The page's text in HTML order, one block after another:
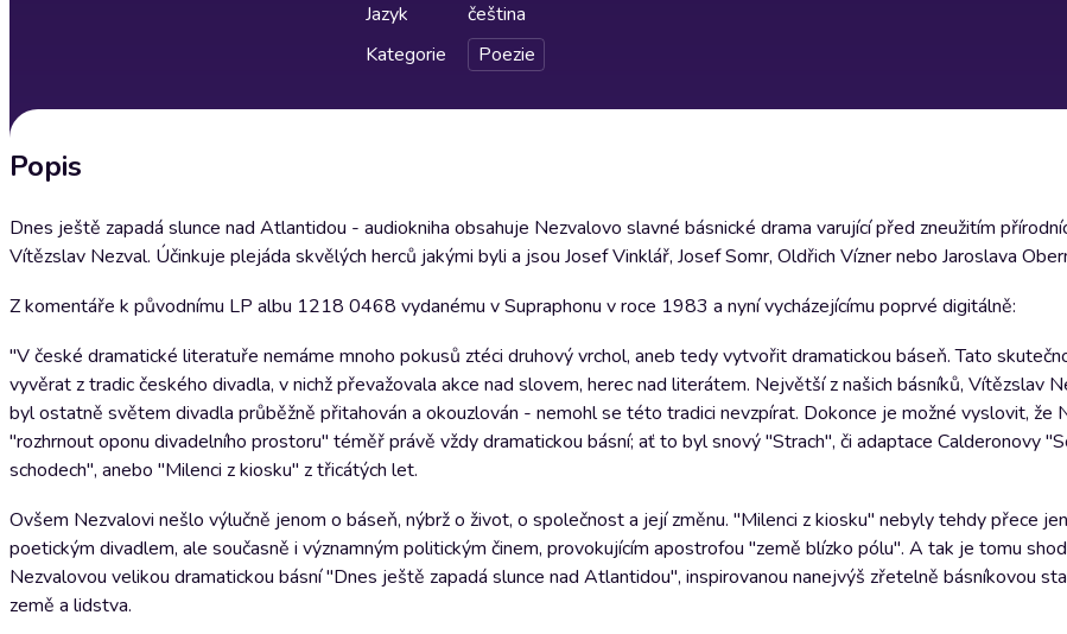
Jazyk
čeština
Kategorie
Poezie
Popis
Dnes ještě zapadá slunce nad Atlantidou - audiokniha obsahuje Nezvalovo slavné básnické drama varující před zneužitím
Vítězslav Nezval. Účinkuje plejáda skvělých herců jakými byli a jsou Josef Vinklář, Josef Somr, Oldřich Vízner nebo Jaroslava
Z komentáře k původnímu LP albu 1218 0468 vydanému v Supraphonu v roce 1983 a nyní vycházejícímu poprvé digitálně:
"V české dramatické literatuře nemáme mnoho pokusů ztéci druhový vrchol, aneb tedy vytvořit dramatickou báseň. Tato
vyvěrat z tradic českého divadla, v nichž převažovala akce nad slovem, herec nad literátem. Největší z našich básníků, Vítězslav
byl ostatně světem divadla průběžně přitahován a okouzlován - nemohl se této tradici nevzpírat. Dokonce je možné vyslovit, že
"rozhrnout oponu divadelního prostoru" téměř právě vždy dramatickou básní; ať to byl snový "Strach", či adaptace Calderonovy
schodech", anebo "Milenci z kiosku" z třicátých let.
Ovšem Nezvalovi nešlo výlučně jenom o báseň, nýbrž o život, o společnost a její změnu. "Milenci z kiosku" nebyly tehdy přece
poetickým divadlem, ale současně i významným politickým činem, provokujícím apostrofou "země blízko pólu". A tak je tomu
Nezvalovou velikou dramatickou básní "Dnes ještě zapadá slunce nad Atlantidou", inspirovanou nanejvýš zřetelně básníkovou
země a lidstva.